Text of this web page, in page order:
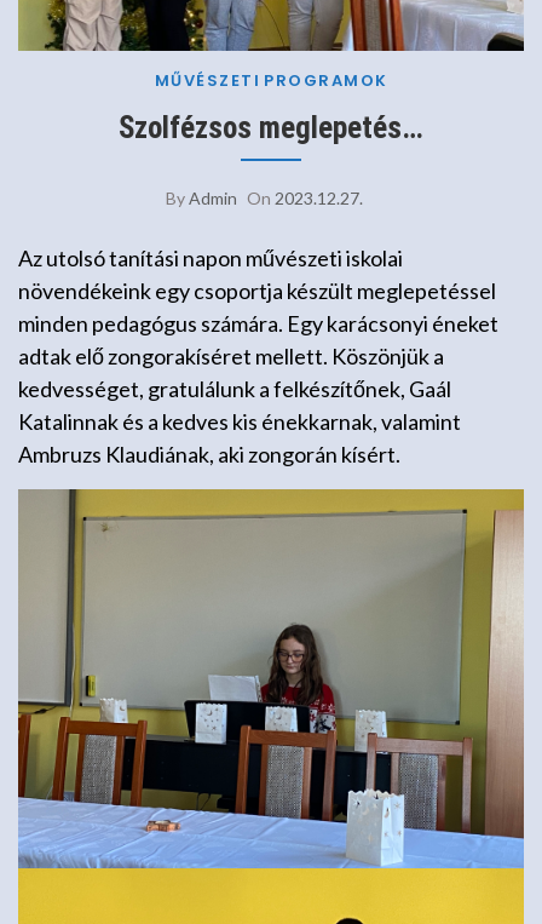
MŰVÉSZETI PROGRAMOK
Szolfézsos meglepetés…
ByAdmin On 2023.12.27.
Az utolsó tanítási napon művészeti iskolai
növendékeink egy csoportja készült meglepetéssel
minden pedagógus számára. Egy karácsonyi éneket
adtak elő zongorakíséret mellett. Köszönjük a
kedvességet, gratulálunk a felkészítőnek, Gaál
Katalinnak és a kedves kis énekkarnak, valamint
Ambruzs Klaudiának, aki zongorán kísért.